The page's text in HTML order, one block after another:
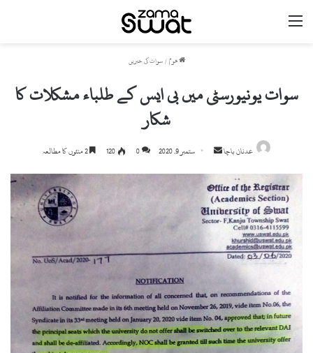
مینو
ھوم / سوات کی خبریں
سوات یونیورسٹی میں بی ایس کے طلباء مشکلات کا
شکار
عدنان باچا
Send
email
ستمبر 9, 2020 0
120